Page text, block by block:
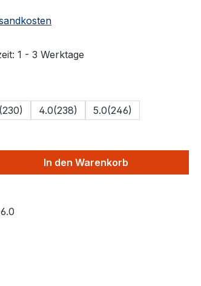
1 - 3 Werktage
4.0(238)
5.0(246)
den gewünschten Wert
In den Warenkorb